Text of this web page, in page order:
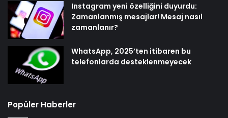
Instagram yeni özelliğini duyurdu:
Zamanlanmış mesajlar! Mesaj nasıl
zamanlanır?
WhatsApp, 2025’ten itibaren bu
telefonlarda desteklenmeyecek
Popüler Haberler